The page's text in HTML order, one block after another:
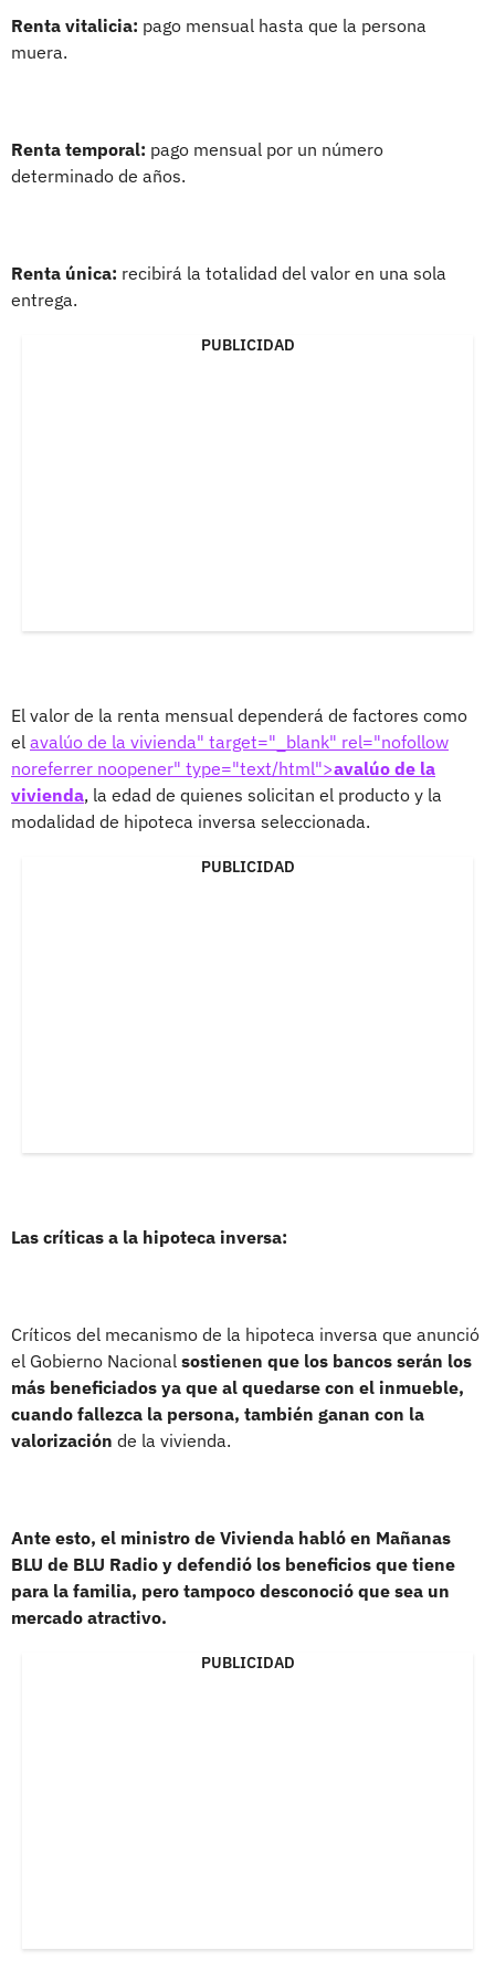
Renta vitalicia: pago mensual hasta que la persona
muera.
Renta temporal: pago mensual por un número
determinado de años.
Renta única: recibirá la totalidad del valor en una sola
entrega.
PUBLICIDAD
El valor de la renta mensual dependerá de factores como
el avalúo de la vivienda" target="_blank" rel="nofollow
noreferrer noopener" type="text/html">avalúo de la
vivienda, la edad de quienes solicitan el producto y la
modalidad de hipoteca inversa seleccionada.
PUBLICIDAD
Las críticas a la hipoteca inversa:
Críticos del mecanismo de la hipoteca inversa que anunció
el Gobierno Nacional sostienen que los bancos serán los
más beneficiados ya que al quedarse con el inmueble,
cuando fallezca la persona, también ganan con la
valorización de la vivienda.
Ante esto, el ministro de Vivienda habló en Mañanas
BLU de BLU Radio y defendió los beneficios que tiene
para la familia, pero tampoco desconoció que sea un
mercado atractivo.
PUBLICIDAD